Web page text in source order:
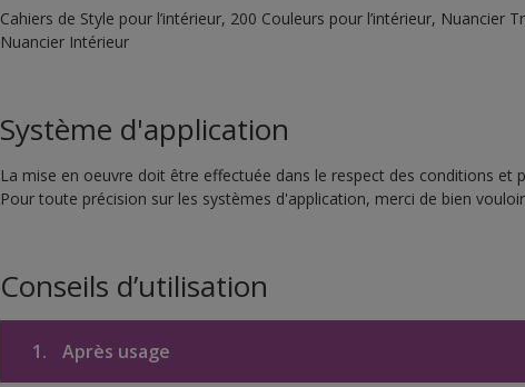
Cahiers de Style pour l’intérieur, 200 Couleurs pour l’intérieur, Nuancier
Nuancier Intérieur
Système d'application
La mise en oeuvre doit être effectuée dans le respect des conditions et
Pour toute précision sur les systèmes d'application, merci de bien
Conseils d’utilisation
1. Après usage